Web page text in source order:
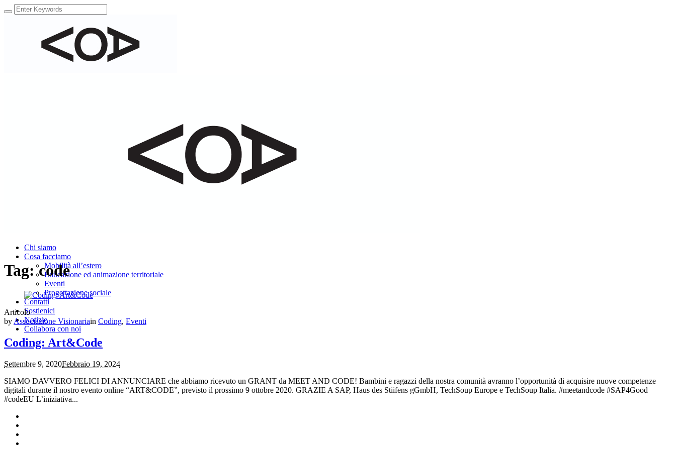
Chi siamo
Cosa facciamo
Mobilità all’estero
Educazione ed animazione territoriale
Eventi
Progettazione sociale
Contatti
Sostienici
Notizie
Collabora con noi
Tag:code
Articolo
by Associazione Visionariain Coding, Eventi
Coding: Art&Code
Settembre 9, 2020Febbraio 19, 2024
SIAMO DAVVERO FELICI DI ANNUNCIARE che abbiamo ricevuto un GRANT da MEET AND CODE! Bambini e ragazzi della nostra comunità avranno l’opportunità di acquisire nuove competenze
digitali durante il nostro evento online “ART&CODE”, previsto il prossimo 9 ottobre 2020. GRAZIE A SAP, Haus des Stiifens gGmbH, TechSoup Europe e TechSoup Italia. #meetandcode #SAP4Good
#codeEU L’iniziativa...